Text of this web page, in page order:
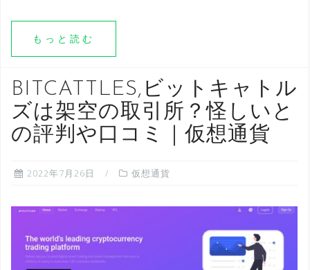
もっと読む
BITCATTLES,ビットキャトル
ズは架空の取引所？怪しいと
の評判や口コミ｜仮想通貨
2022年7月26日 仮想通貨